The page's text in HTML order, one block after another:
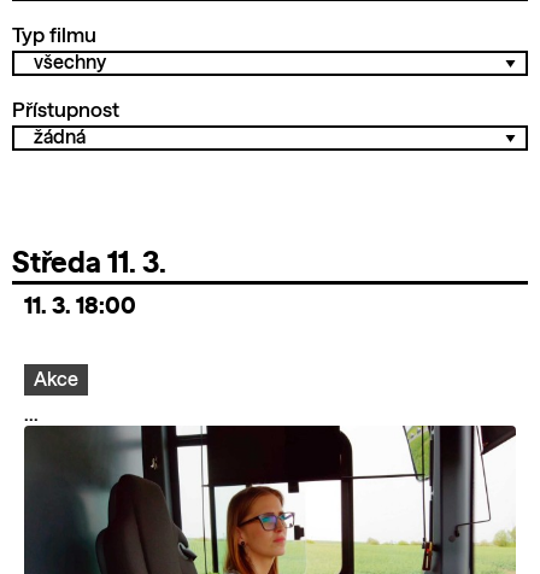
Typ filmu
Přístupnost
Středa 11. 3.
11. 3. 18:00
Akce
...